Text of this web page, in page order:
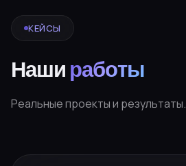
КЕЙСЫ
Наши работы
Реальные проекты и результаты.